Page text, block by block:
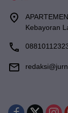
Kebayoran